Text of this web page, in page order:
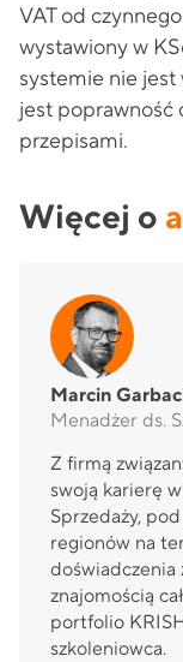
VAT od
wystawiony w
systemie nie jest
jest poprawność
przepisami.
Więcej o
Marcin
Menadżer ds.
Z firmą
swoją karierę
Sprzedaży,
regionów na
doświadczenia
znajomością
portfolio
szkoleniowca.